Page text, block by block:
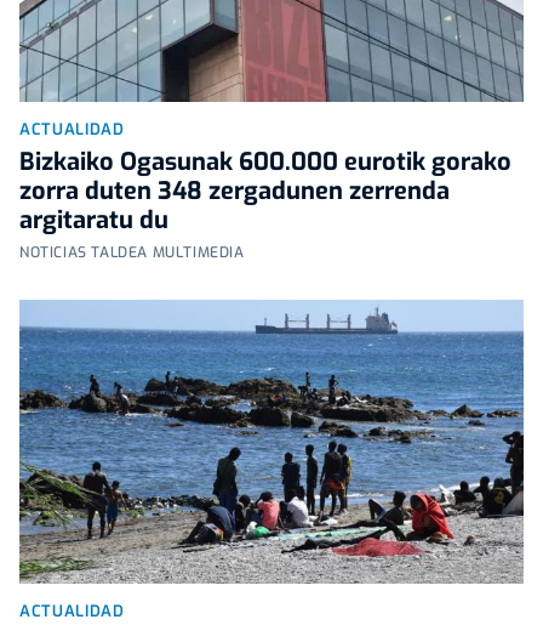
ACTUALIDAD
Bizkaiko Ogasunak 600.000 eurotik gorako
zorra duten 348 zergadunen zerrenda
argitaratu du
NOTICIAS TALDEA MULTIMEDIA
ACTUALIDAD